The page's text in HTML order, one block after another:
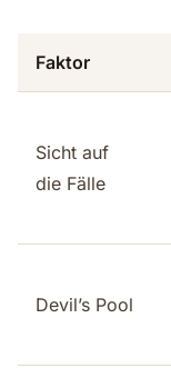
Faktor
Sicht auf
die Fälle
Devil’s Pool